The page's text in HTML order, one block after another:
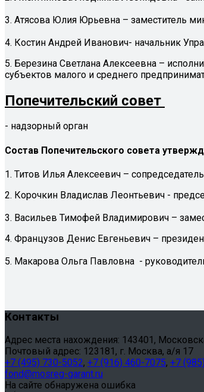
3. Атясова Юлия Юрьевна – заместитель
4. Костин Андрей Иванович- начальник
5. Березина Светлана Алексеевна –
субъектов малого и среднего
Попечительский совет
- надзорный орган
Состав Попечительского совета
1. Титов Илья Алексеевич –
2. Корочкин Владислав Леонтьевич -
3. Васильев Тимофей Владимирович –
4. Французов Денис Евгеньевич –
5. Макарова Ольга Павловна -
Контакты
Адрес места нахождения: 143401,
Почтовый адрес: 123181, г. Москва, а/я 17
+7 (495) 730-5052, +7 (916) 460-7075, +7
fond@mosreg-garant.ru
На сайте обнаружена ошибка